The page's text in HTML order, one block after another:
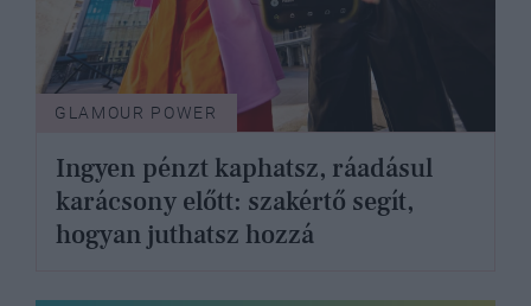
GLAMOUR POWER
Ingyen pénzt kaphatsz, ráadásul
karácsony előtt: szakértő segít,
hogyan juthatsz hozzá